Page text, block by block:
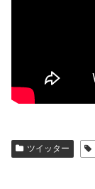
ツイッター